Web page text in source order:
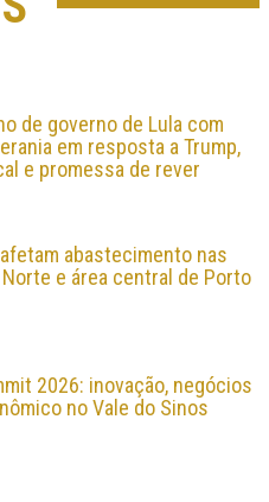
de governo de Lula com
em resposta a Trump,
e promessa de rever
abastecimento nas
e área central de Porto
2026: inovação, negócios
no Vale do Sinos